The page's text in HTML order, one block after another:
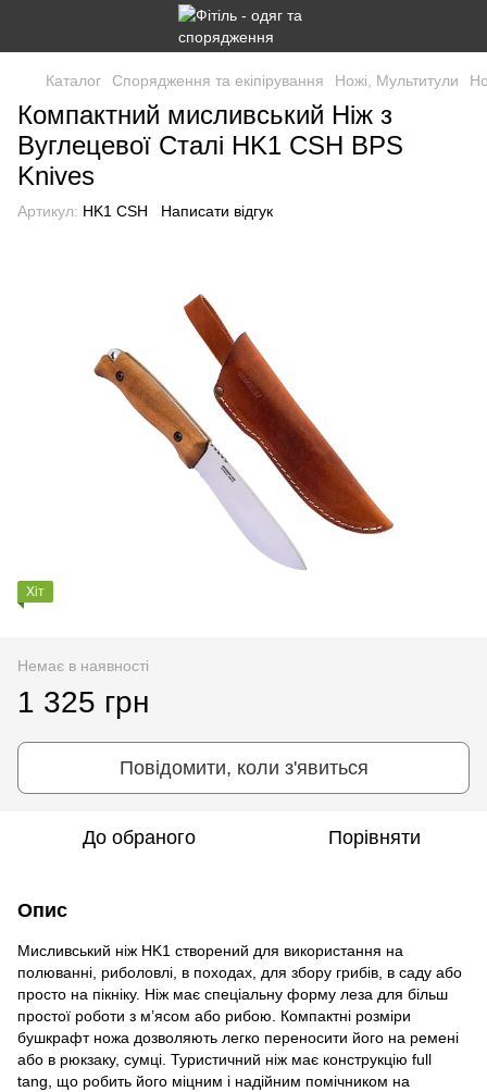
Каталог Спорядження та екіпірування Ножі, Мультитули
Компактний мисливський Ніж з
Вуглецевої Сталі HK1 CSH BPS
Knives
Артикул: HK1 CSH Написати відгук
Хіт
Немає в наявності
1 325 грн
Повідомити, коли з'явиться
До обраного Порівняти
Опис
Мисливський ніж HK1 створений для використання на
полюванні, риболовлі, в походах, для збору грибів, в саду або
просто на пікніку. Ніж має спеціальну форму леза для більш
простої роботи з м’ясом або рибою. Компактні розміри
бушкрафт ножа дозволяють легко переносити його на ремені
або в рюкзаку, сумці. Туристичний ніж має конструкцію full
tang, що робить його міцним і надійним помічником на